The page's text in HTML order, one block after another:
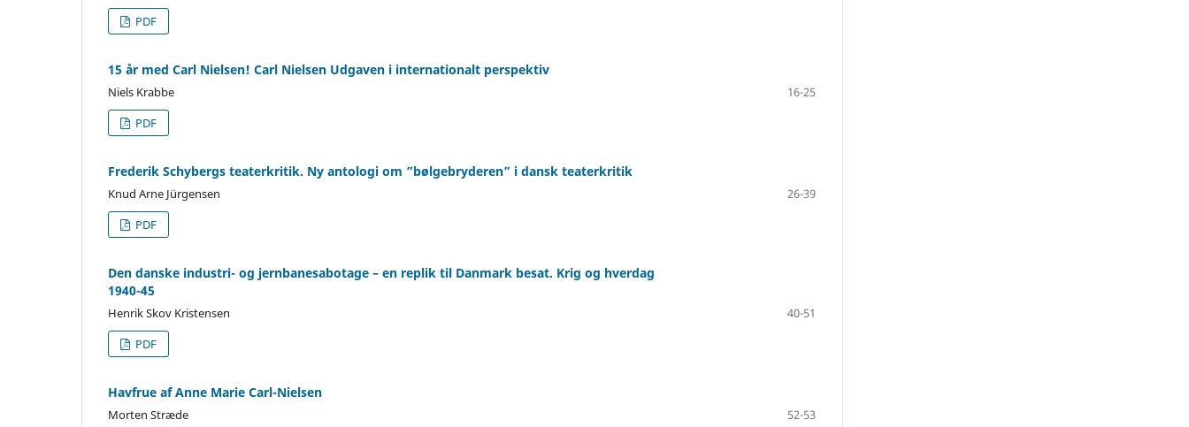
PDF
15 år med Carl Nielsen! Carl Nielsen Udgaven i internationalt perspektiv
Niels Krabbe
16-25
PDF
Frederik Schybergs teaterkritik. Ny antologi om ”bølgebryderen” i dansk teaterkritik
Knud Arne Jürgensen
26-39
PDF
Den danske industri- og jernbanesabotage – en replik til Danmark besat. Krig og hverdag
1940-45
Henrik Skov Kristensen
40-51
PDF
Havfrue af Anne Marie Carl-Nielsen
Morten Stræde
52-53